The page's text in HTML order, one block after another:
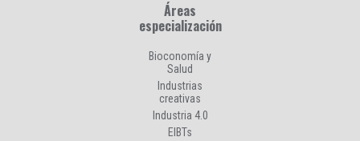
Áreas
especialización
Bioconomía y
Salud
Industrias
creativas
Industria 4.0
EIBTs